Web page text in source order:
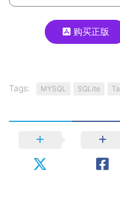
购买正版
Tags: MYSQL SQLite